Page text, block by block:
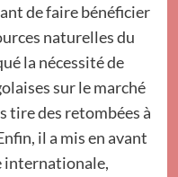
de faire bénéficier
naturelles du
la nécessité de
sur le marché
tire des retombées à
il a mis en avant
internationale,